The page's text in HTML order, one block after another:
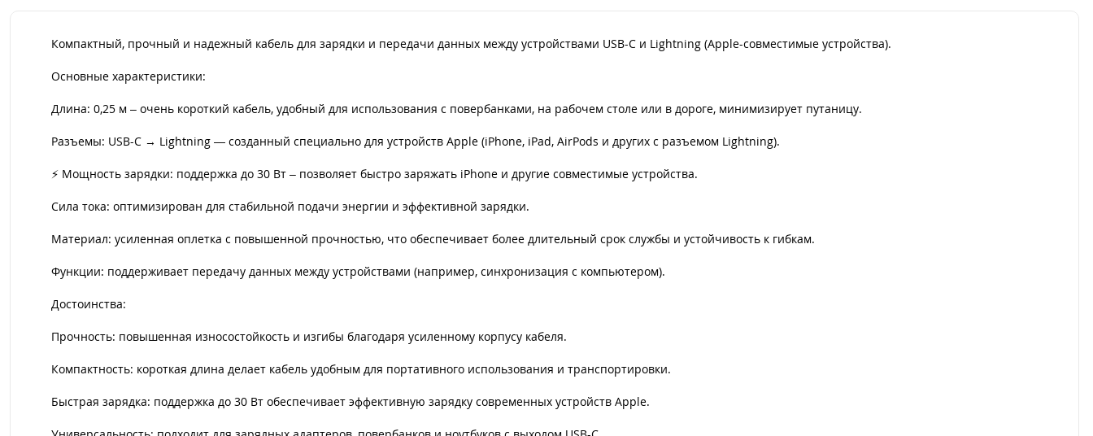
Компактный, прочный и надежный кабель для зарядки и передачи данных между устройствами USB-C и Lightning (Apple-совместимые устройства).
Основные характеристики:
Длина: 0,25 м – очень короткий кабель, удобный для использования с повербанками, на рабочем столе или в дороге, минимизирует путаницу.
Разъемы: USB-C → Lightning — созданный специально для устройств Apple (iPhone, iPad, AirPods и других с разъемом Lightning).
⚡ Мощность зарядки: поддержка до 30 Вт – позволяет быстро заряжать iPhone и другие совместимые устройства.
Сила тока: оптимизирован для стабильной подачи энергии и эффективной зарядки.
Материал: усиленная оплетка с повышенной прочностью, что обеспечивает более длительный срок службы и устойчивость к гибкам.
Функции: поддерживает передачу данных между устройствами (например, синхронизация с компьютером).
Достоинства:
Прочность: повышенная износостойкость и изгибы благодаря усиленному корпусу кабеля.
Компактность: короткая длина делает кабель удобным для портативного использования и транспортировки.
Быстрая зарядка: поддержка до 30 Вт обеспечивает эффективную зарядку современных устройств Apple.